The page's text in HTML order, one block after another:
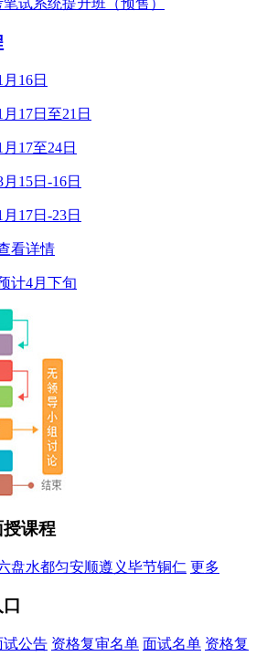
16日
17日至21日
17至24日
15日-16日
17日-23日
看详情
计4月下旬
课程
盘水都匀安顺遵义毕节铜仁 更多
试公告 资格复审名单 面试名单 资格复